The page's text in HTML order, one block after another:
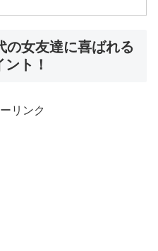
の女友達に喜ばれる
ト！
リンク